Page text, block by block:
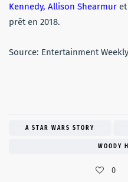
Kennedy, Allison Shearmur et
prêt en 2018.
Source: Entertainment
A STAR WARS STORY
WOODY
0